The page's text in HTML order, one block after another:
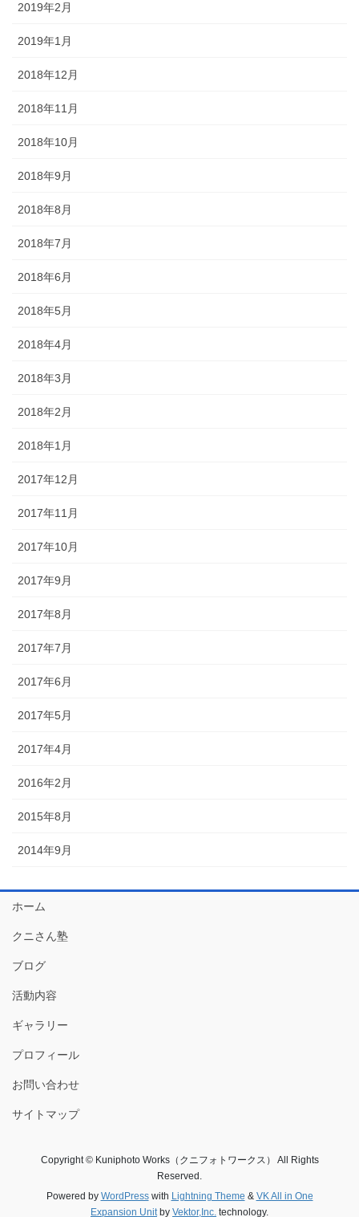
2019年2月
2019年1月
2018年12月
2018年11月
2018年10月
2018年9月
2018年8月
2018年7月
2018年6月
2018年5月
2018年4月
2018年3月
2018年2月
2018年1月
2017年12月
2017年11月
2017年10月
2017年9月
2017年8月
2017年7月
2017年6月
2017年5月
2017年4月
2016年2月
2015年8月
2014年9月
ホーム
クニさん塾
ブログ
活動内容
ギャラリー
プロフィール
お問い合わせ
サイトマップ
Copyright © Kuniphoto Works（クニフォトワークス） All Rights
Reserved.
Powered by WordPresswith Lightning Theme & VK All in One
Expansion Unitby Vektor,Inc. technology.